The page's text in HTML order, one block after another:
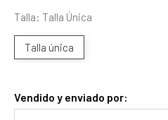
Talla: Talla Única
Talla única
Vendido y enviado por: